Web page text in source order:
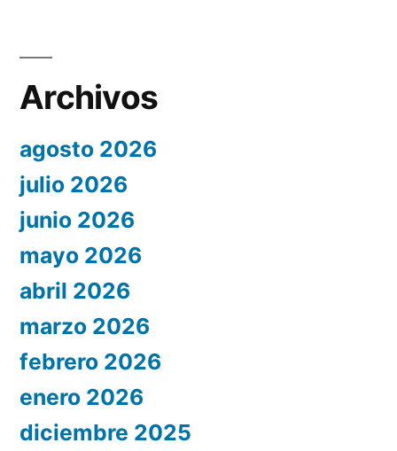
Archivos
agosto 2026
julio 2026
junio 2026
mayo 2026
abril 2026
marzo 2026
febrero 2026
enero 2026
diciembre 2025